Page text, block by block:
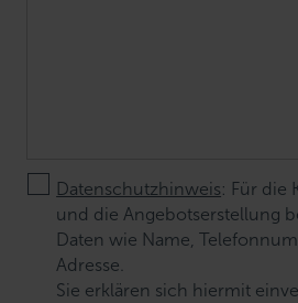
Datenschutzhinweis: Für die
und die Angebotserstellung
Daten wie Name,
Adresse.
Sie erklären sich hiermit